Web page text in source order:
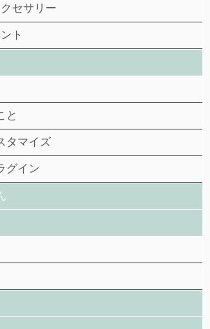
セサリー
ト
と
タマイズ
グイン